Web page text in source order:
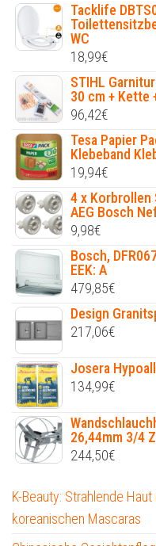
Tacklife
WC
18,99€
STIHL
30 cm + Kette
96,42€
Tesa Papier
Klebeband
19,94€
4 x Korbrollen
AEG Bosch
9,98€
Bosch,
EEK: A
479,85€
Design
217,06€
Josera
134,99€
26,44mm 3/4
244,50€
K-Beauty: Strahlende
koreanischen Mascaras